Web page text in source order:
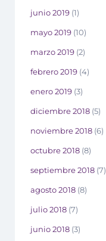
junio 2019 (1)
mayo 2019 (10)
marzo 2019 (2)
febrero 2019 (4)
enero 2019 (3)
diciembre 2018 (5)
noviembre 2018 (6)
octubre 2018 (8)
septiembre 2018 (7)
agosto 2018 (8)
julio 2018 (7)
junio 2018 (3)